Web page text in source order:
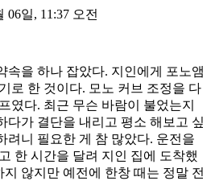
06일, 11:37 오전
속을 하나 잡았다. 지인에게 포노앰
로 한 것이다. 모노 커브 조정을 다
였다. 최근 무슨 바람이 불었는지
다가 결단을 내리고 평소 해보고 싶
려니 필요한 게 참 많았다. 운전을
한 시간을 달려 지인 집에 도착했
않지만 예전에 한창 때는 정말 전